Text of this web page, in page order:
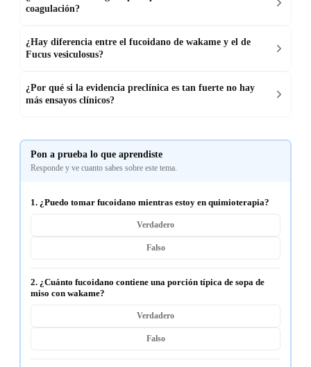
coagulación?
¿Hay diferencia entre el fucoidano de wakame y el de
Fucus vesiculosus?
¿Por qué si la evidencia preclínica es tan fuerte no hay
más ensayos clínicos?
Pon a prueba lo que aprendiste
Responde y ve cuanto sabes sobre este tema.
1. ¿Puedo tomar fucoidano mientras estoy en quimioterapia?
Verdadero
Falso
2. ¿Cuánto fucoidano contiene una porción típica de sopa de
miso con wakame?
Verdadero
Falso